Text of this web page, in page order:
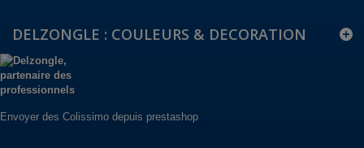
DELZONGLE : COULEURS & DECORATION
Envoyer des Colissimo depuis prestashop